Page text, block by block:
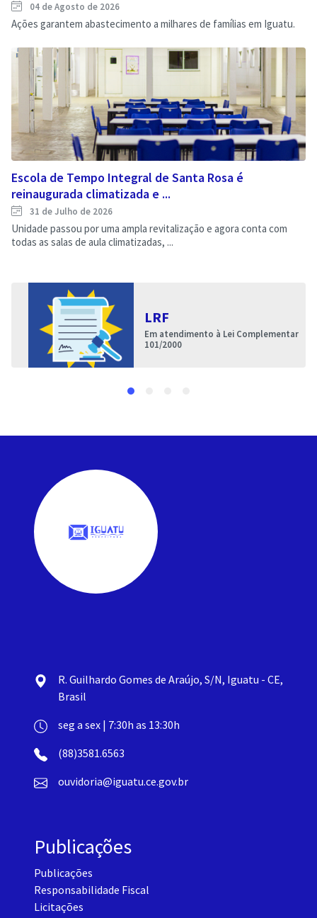
04 de Agosto de 2026
Ações garantem abastecimento a milhares de famílias em Iguatu.
Escola de Tempo Integral de Santa Rosa é
reinaugurada climatizada e ...
31 de Julho de 2026
Unidade passou por uma ampla revitalização e agora conta com
todas as salas de aula climatizadas, ...
LRF
Em atendimento à Lei Complementar
101/2000
R. Guilhardo Gomes de Araújo, S/N, Iguatu - CE,
Brasil
seg a sex | 7:30h as 13:30h
(88)3581.6563
ouvidoria@iguatu.ce.gov.br
Publicações
Publicações
Responsabilidade Fiscal
Licitações